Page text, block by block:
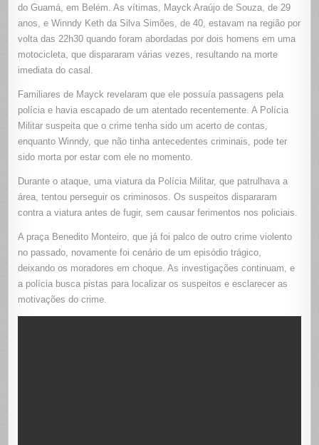
PRÓXIMO
PRAÇA
GUAMÁ
do Guamá, em Belém. As vítimas, Mayck Araújo de Souza, de 29
anos, e Winndy Keth da Silva Simões, de 40, estavam na região por
volta das 22h30 quando foram abordadas por dois homens em uma
motocicleta, que dispararam várias vezes, resultando na morte
imediata do casal.
Familiares de Mayck revelaram que ele possuía passagens pela
polícia e havia escapado de um atentado recentemente. A Polícia
Militar suspeita que o crime tenha sido um acerto de contas,
enquanto Winndy, que não tinha antecedentes criminais, pode ter
sido morta por estar com ele no momento.
Durante o ataque, uma viatura da Polícia Militar, que patrulhava a
área, tentou perseguir os criminosos. Os suspeitos dispararam
contra a viatura antes de fugir, sem causar ferimentos nos policiais.
A praça Benedito Monteiro, que já foi palco de outro crime violento
no passado, novamente foi cenário de um episódio trágico,
deixando os moradores em choque. As investigações continuam, e
a polícia busca pistas para localizar os suspeitos e esclarecer as
motivações do crime.